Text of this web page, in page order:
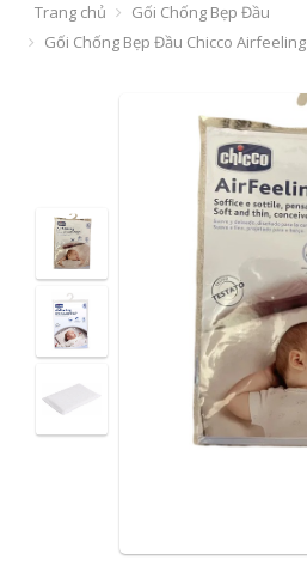
Trang chủ
Gối Chống Bẹp Đầu
Gối Chống Bẹp Đầu Chicco Airfeeling